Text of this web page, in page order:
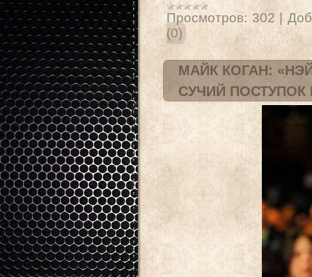
Просмотров: 302 |
(0)
МАЙК КОГАН:
СУЧИЙ ПОСТУПОК